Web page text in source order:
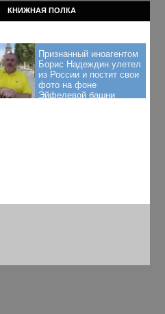
КНИЖНАЯ ПОЛКА
Признанный иноагентом
Борис Надеждин улетел
из России и постит свои
фото на фоне
Эйфелевой башни